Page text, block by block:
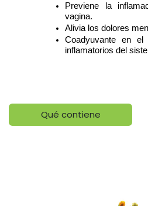
Previene la
vagina.
Alivia los dolores
Coadyuvante en el
inflamatorios del
Qué contiene